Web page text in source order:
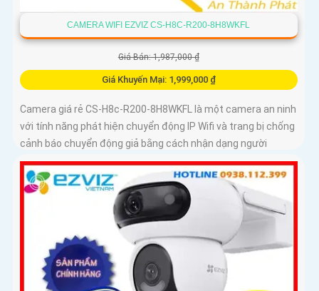
CAMERA WIFI EZVIZ CS-H8C-R200-8H8WKFL
Giá Bán: 1,987,000 ₫
Giá Khuyến Mại: 1,999,000 ₫
Camera giá rẻ CS-H8c-R200-8H8WKFL là một camera an ninh
với tính năng phát hiện chuyển động IP Wifi và trang bị chống
cảnh báo chuyển động giả bằng cách nhận dạng người
camera còn được trang bị chống ngược sáng DWDR công
nghệ giám sát ban đêm Full Color 20m camera có thiết kế
nhỏ gọn xoay 360 độ và có khe cắm thẻ nhớ Micro SD 512GB
với khả năng thu âm và phát âm thanh to rõ